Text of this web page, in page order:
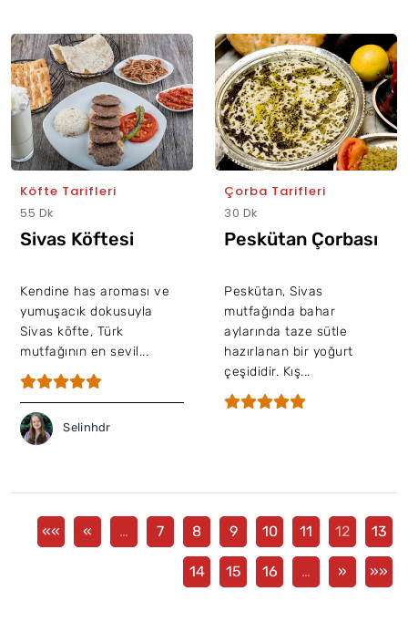
Köfte Tarifleri
55 Dk
Sivas Köftesi
Kendine has aroması ve
yumuşacık dokusuyla
Sivas köfte, Türk
mutfağının en sevil...
Selinhdr
Çorba Tarifleri
30 Dk
Peskütan Çorbası
Peskütan, Sivas
mutfağında bahar
aylarında taze sütle
hazırlanan bir yoğurt
çeşididir. Kış...
«« « … 7 8 9 10 11 12 13
14 15 16 … » »»